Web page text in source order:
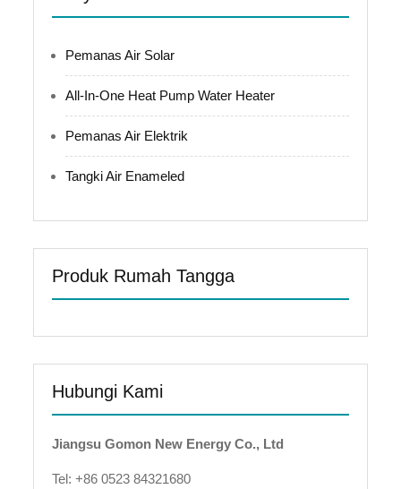
Pemanas Air Solar
All-In-One Heat Pump Water Heater
Pemanas Air Elektrik
Tangki Air Enameled
Produk Rumah Tangga
Hubungi Kami
Jiangsu Gomon New Energy Co., Ltd
Tel: +86 0523 84321680